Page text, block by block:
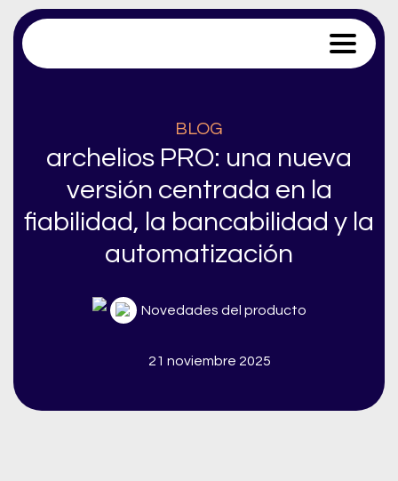
Trace Software
BLOG
archelios PRO: una nueva
versión centrada en la
fiabilidad, la bancabilidad y la
automatización
Novedades del producto
21 noviembre 2025